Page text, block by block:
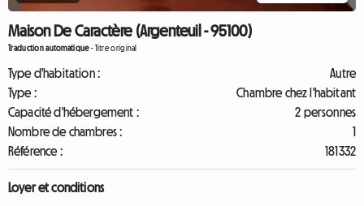
Maison De Caractère (Argenteuil - 95100)
Traduction automatique-Titre original
Type d'habitation :
Autre
Type :
Chambre chez l'habitant
Capacité d'hébergement :
2 personnes
Nombre de chambres :
1
Référence :
181332
Loyer et conditions